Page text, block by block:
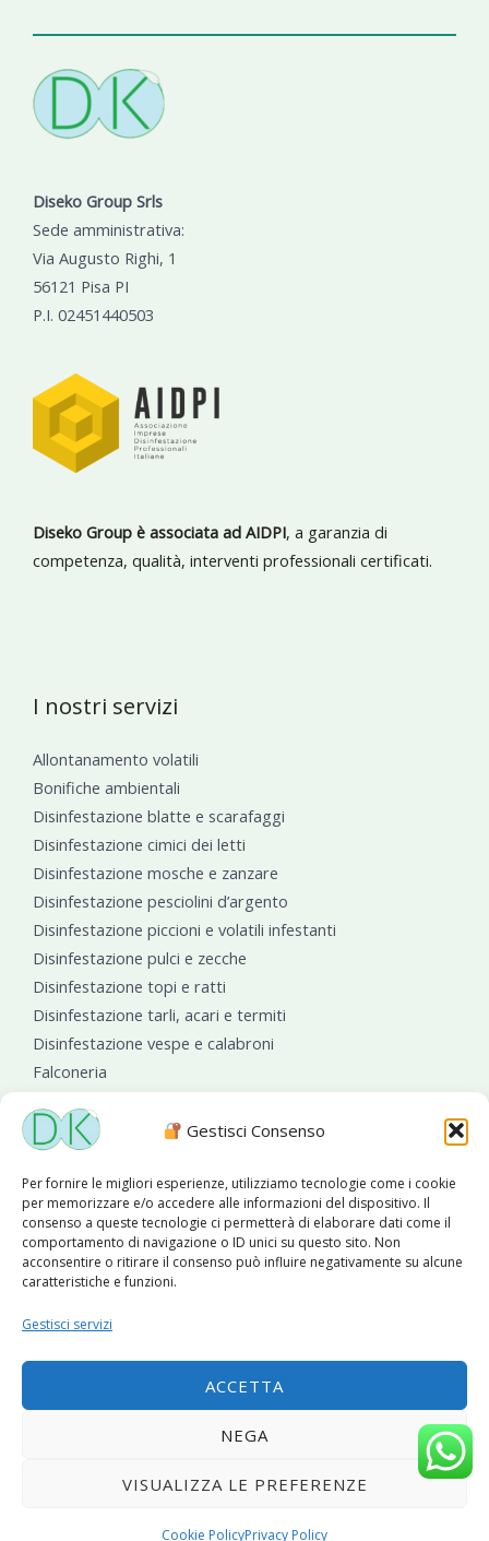
Gestisci Consenso
Per fornire le migliori esperienze, utilizziamo tecnologie come i cookie
per memorizzare e/o accedere alle informazioni del dispositivo. Il
consenso a queste tecnologie ci permetterà di elaborare dati come il
comportamento di navigazione o ID unici su questo sito. Non
acconsentire o ritirare il consenso può influire negativamente su alcune
caratteristiche e funzioni.
Gestisci servizi
ACCETTA
NEGA
VISUALIZZA LE PREFERENZE
Cookie PolicyPrivacy Policy
Diseko Group Srls
Sede amministrativa:
Via Augusto Righi, 1
56121 Pisa PI
P.I. 02451440503
Diseko Group è associata ad AIDPI, a garanzia di
competenza, qualità, interventi professionali certificati.
I nostri servizi
Allontanamento volatili
Bonifiche ambientali
Disinfestazione blatte e scarafaggi
Disinfestazione cimici dei letti
Disinfestazione mosche e zanzare
Disinfestazione pesciolini d’argento
Disinfestazione piccioni e volatili infestanti
Disinfestazione pulci e zecche
Disinfestazione topi e ratti
Disinfestazione tarli, acari e termiti
Disinfestazione vespe e calabroni
Falconeria
Copyright © 2026 Diseko Group Srls |
|Sito web
Privacy Policy| Cookie Policy